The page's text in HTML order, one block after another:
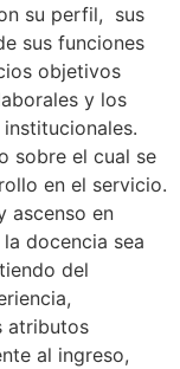
su perfil, sus
sus funciones
objetivos
y los
sobre el cual se
en el servicio.
ascenso en
docencia sea
del
atributos
al ingreso,